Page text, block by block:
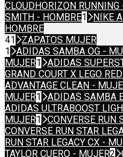
CLOUDHORIZON
SMITH - HOMBRE1
NIKE
HOMBRE
41
ZAPATOS MUJER
1
ADIDAS SAMBA OG -
MUJER1 ADIDAS
GRAND COURT X LEGO
ADVANTAGE CLEAN -
MUJER1 ADIDAS SAMBA
ADIDAS ULTRABOOST
MUJER1 CONVERSE RUN
CONVERSE RUN STAR
RUN STAR LEGACY CX -
TAYLOR CUERO - MUJER2